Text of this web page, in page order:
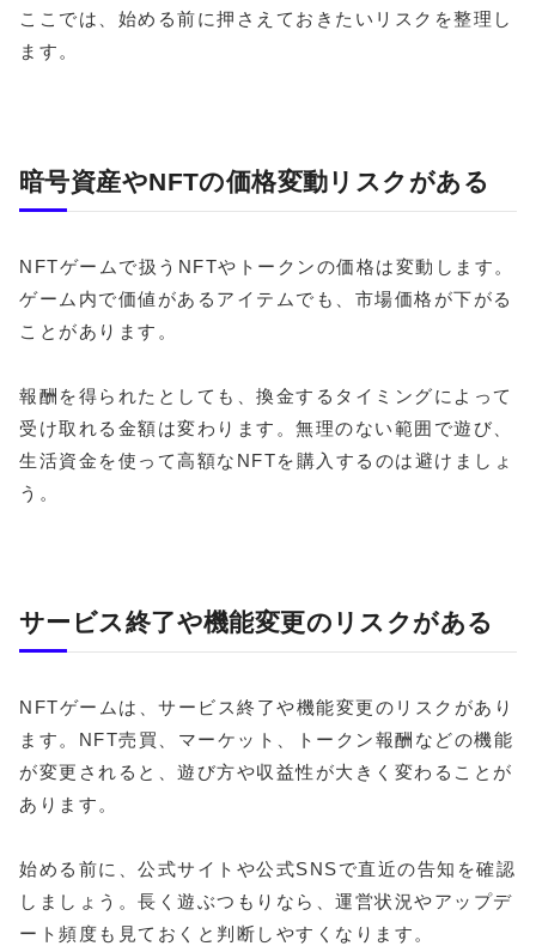
ここでは、始める前に押さえておきたいリスクを整理し
ます。
暗号資産やNFTの価格変動リスクがある
NFTゲームで扱うNFTやトークンの価格は変動します。
ゲーム内で価値があるアイテムでも、市場価格が下がる
ことがあります。
報酬を得られたとしても、換金するタイミングによって
受け取れる金額は変わります。無理のない範囲で遊び、
生活資金を使って高額なNFTを購入するのは避けましょ
う。
サービス終了や機能変更のリスクがある
NFTゲームは、サービス終了や機能変更のリスクがあり
ます。NFT売買、マーケット、トークン報酬などの機能
が変更されると、遊び方や収益性が大きく変わることが
あります。
始める前に、公式サイトや公式SNSで直近の告知を確認
しましょう。長く遊ぶつもりなら、運営状況やアップデ
ート頻度も見ておくと判断しやすくなります。